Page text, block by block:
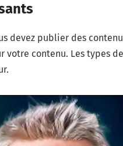
devez publier des
votre contenu. Les types